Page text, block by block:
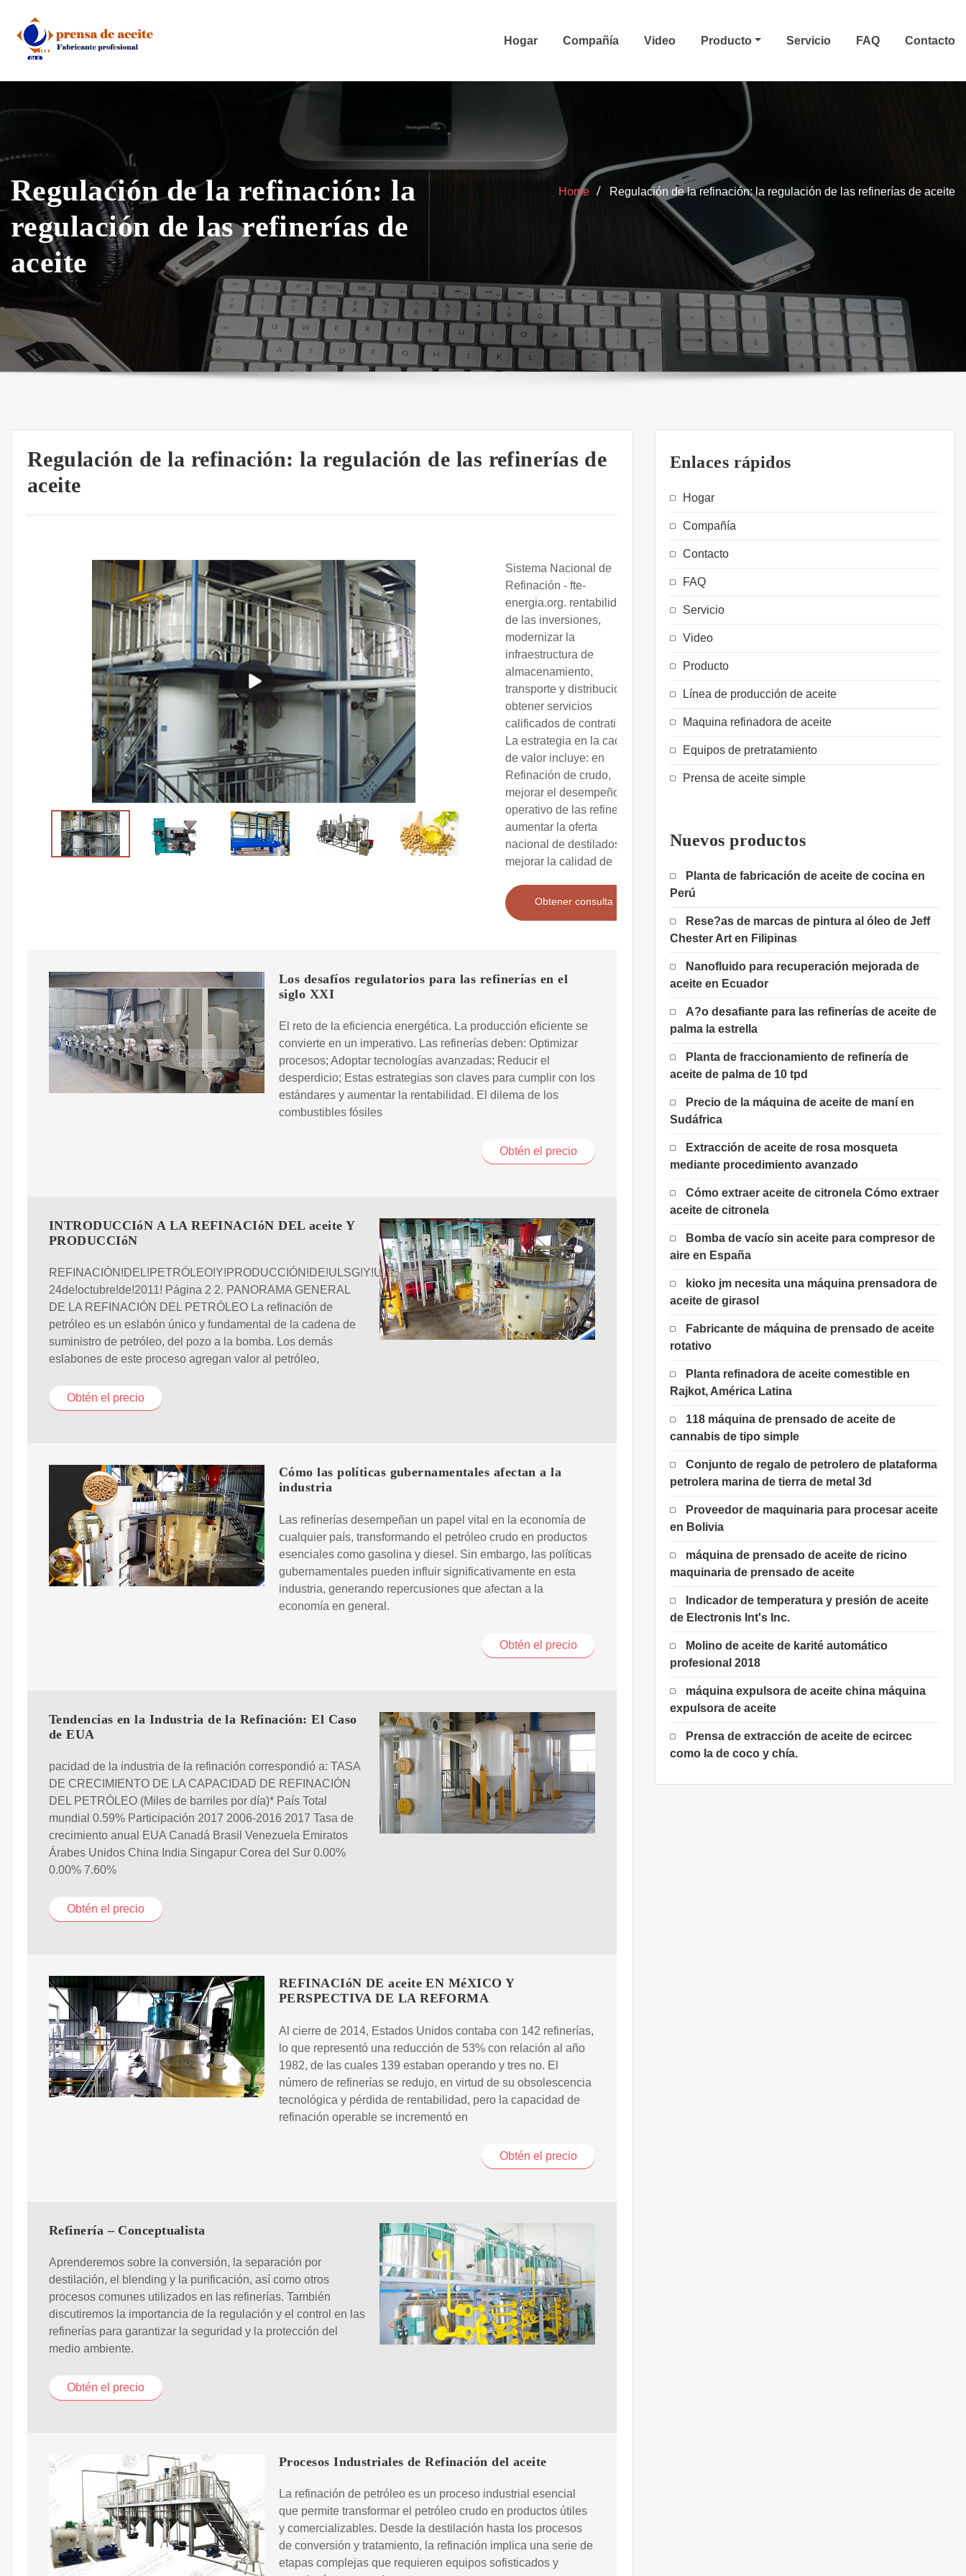
content
Hogar Compañía Video Producto Servicio FAQ Contacto
Regulación de la refinación: la
regulación de las refinerías de
aceite
Home Regulación de la refinación: la regulación de las refinerías de aceite
Regulación de la refinación: la regulación de las refinerías de
aceite
Sistema Nacional de
Refinación - fte-
energia.org. rentabilidad
de las inversiones,
modernizar la
infraestructura de
almacenamiento,
transporte y distribución y
obtener servicios
calificados de contratistas.
La estrategia en la cadena
de valor incluye: en
Refinación de crudo,
mejorar el desempeño
operativo de las refinerías,
aumentar la oferta
nacional de destilados y
mejorar la calidad de
Obtener consulta
Los desafíos regulatorios para las refinerías en el
siglo XXI
El reto de la eficiencia energética. La producción eficiente se
convierte en un imperativo. Las refinerías deben: Optimizar
procesos; Adoptar tecnologías avanzadas; Reducir el
desperdicio; Estas estrategias son claves para cumplir con los
estándares y aumentar la rentabilidad. El dilema de los
combustibles fósiles
Obtén el precio
INTRODUCCIóN A LA REFINACIóN DEL aceite Y
PRODUCCIóN
REFINACIÓN!DEL!PETRÓLEO!Y!PRODUCCIÓN!DE!ULSG!Y!ULSD!
24de!octubre!de!2011! Página 2 2. PANORAMA GENERAL
DE LA REFINACIÓN DEL PETRÓLEO La refinación de
petróleo es un eslabón único y fundamental de la cadena de
suministro de petróleo, del pozo a la bomba. Los demás
eslabones de este proceso agregan valor al petróleo,
Obtén el precio
Cómo las políticas gubernamentales afectan a la
industria
Las refinerías desempeñan un papel vital en la economía de
cualquier país, transformando el petróleo crudo en productos
esenciales como gasolina y diesel. Sin embargo, las políticas
gubernamentales pueden influir significativamente en esta
industria, generando repercusiones que afectan a la
economía en general.
Obtén el precio
Tendencias en la Industria de la Refinación: El Caso
de EUA
pacidad de la industria de la refinación correspondió a: TASA
DE CRECIMIENTO DE LA CAPACIDAD DE REFINACIÓN
DEL PETRÓLEO (Miles de barriles por día)* País Total
mundial 0.59% Participación 2017 2006-2016 2017 Tasa de
crecimiento anual EUA Canadá Brasil Venezuela Emiratos
Árabes Unidos China India Singapur Corea del Sur 0.00%
0.00% 7.60%
Obtén el precio
REFINACIóN DE aceite EN MéXICO Y
PERSPECTIVA DE LA REFORMA
Al cierre de 2014, Estados Unidos contaba con 142 refinerías,
lo que representó una reducción de 53% con relación al año
1982, de las cuales 139 estaban operando y tres no. El
número de refinerías se redujo, en virtud de su obsolescencia
tecnológica y pérdida de rentabilidad, pero la capacidad de
refinación operable se incrementó en
Obtén el precio
Refinería – Conceptualista
Aprenderemos sobre la conversión, la separación por
destilación, el blending y la purificación, así como otros
procesos comunes utilizados en las refinerías. También
discutiremos la importancia de la regulación y el control en las
refinerías para garantizar la seguridad y la protección del
medio ambiente.
Obtén el precio
Procesos Industriales de Refinación del aceite
La refinación de petróleo es un proceso industrial esencial
que permite transformar el petróleo crudo en productos útiles
y comercializables. Desde la destilación hasta los procesos
de conversión y tratamiento, la refinación implica una serie de
etapas complejas que requieren equipos sofisticados y
Enlaces rápidos
Hogar
Compañía
Contacto
FAQ
Servicio
Video
Producto
Línea de producción de aceite
Maquina refinadora de aceite
Equipos de pretratamiento
Prensa de aceite simple
Nuevos productos
Planta de fabricación de aceite de cocina en
Perú
Rese?as de marcas de pintura al óleo de Jeff
Chester Art en Filipinas
Nanofluido para recuperación mejorada de
aceite en Ecuador
A?o desafiante para las refinerías de aceite de
palma la estrella
Planta de fraccionamiento de refinería de
aceite de palma de 10 tpd
Precio de la máquina de aceite de maní en
Sudáfrica
Extracción de aceite de rosa mosqueta
mediante procedimiento avanzado
Cómo extraer aceite de citronela Cómo extraer
aceite de citronela
Bomba de vacío sin aceite para compresor de
aire en España
kioko jm necesita una máquina prensadora de
aceite de girasol
Fabricante de máquina de prensado de aceite
rotativo
Planta refinadora de aceite comestible en
Rajkot, América Latina
118 máquina de prensado de aceite de
cannabis de tipo simple
Conjunto de regalo de petrolero de plataforma
petrolera marina de tierra de metal 3d
Proveedor de maquinaria para procesar aceite
en Bolivia
máquina de prensado de aceite de ricino
maquinaria de prensado de aceite
Indicador de temperatura y presión de aceite
de Electronis Int's Inc.
Molino de aceite de karité automático
profesional 2018
máquina expulsora de aceite china máquina
expulsora de aceite
Prensa de extracción de aceite de ecircec
como la de coco y chía.